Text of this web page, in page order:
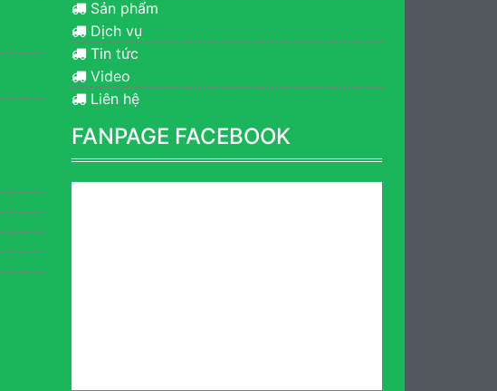
Sản phẩm
Dịch vụ
Tin tức
Video
Liên hệ
FANPAGE FACEBOOK